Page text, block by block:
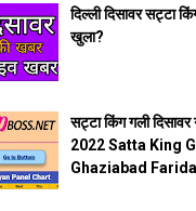
दिल्ली दिसावर सट्टा
खुला?
सट्टा किंग गली दिसावर
2022 Satta King
Ghaziabad